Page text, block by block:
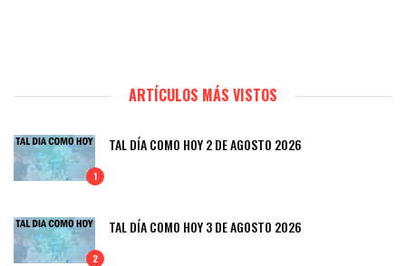
ARTÍCULOS MÁS VISTOS
1
TAL DÍA COMO HOY 2 DE AGOSTO 2026
2
TAL DÍA COMO HOY 3 DE AGOSTO 2026